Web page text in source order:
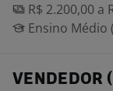
R$ 2.200,00 a
Ensino Médio
VENDEDOR